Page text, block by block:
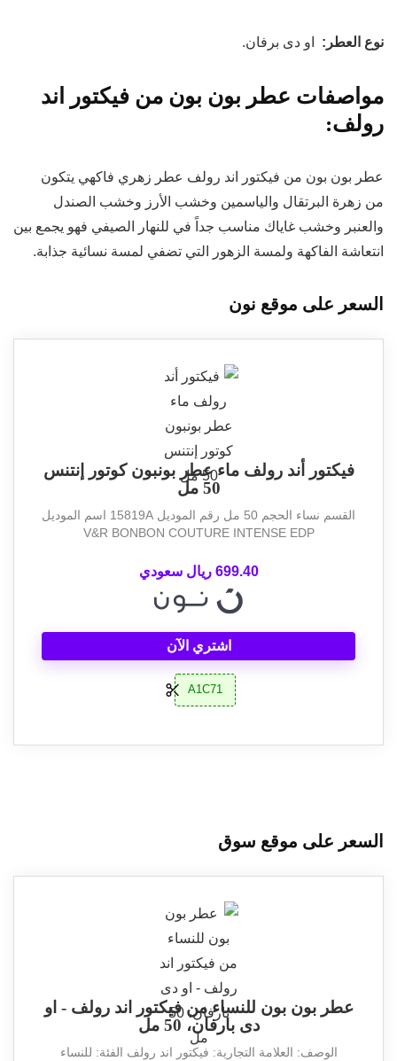
نوع العطر: او دى برفان.
مواصفات عطر بون بون من فيكتور اند
رولف:
عطر بون بون من فيكتور اند رولف عطر زهري فاكهي يتكون
من زهرة البرتقال والياسمين وخشب الأرز وخشب الصندل
والعنبر وخشب غاياك مناسب جداً في للنهار الصيفي فهو يجمع بين
انتعاشة الفاكهة ولمسة الزهور التي تضفي لمسة نسائية جذابة.
السعر على موقع نون
فيكتور أند رولف ماء عطر بونبون كوتور إنتنس
50 مل
القسم نساء الحجم 50 مل رقم الموديل 15819A اسم الموديل
V&R BONBON COUTURE INTENSE EDP
699.40 ريال سعودي
اشتري الآن
A1C71
السعر على موقع سوق
عطر بون بون للنساء من فيكتور اند رولف - او
دى بارفان، 50 مل
الوصف: العلامة التجارية: فيكتور اند رولف الفئة: للنساء